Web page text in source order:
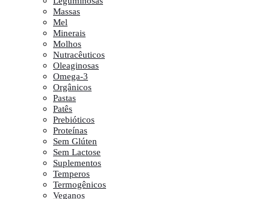
Massas
Mel
Minerais
Molhos
Nutracêuticos
Oleaginosas
Omega-3
Orgânicos
Pastas
Patês
Prebióticos
Proteínas
Sem Glúten
Sem Lactose
Suplementos
Temperos
Termogênicos
Veganos